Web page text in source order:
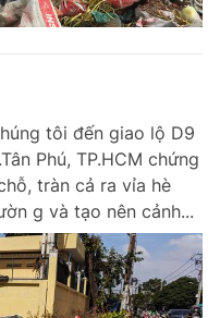
tôi đến giao lộ D9
Phú, TP.HCM chứng
tràn cả ra vỉa hè
g và tạo nên cảnh...